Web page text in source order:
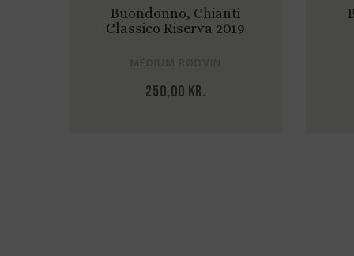
Buondonno, Chianti
Classico Riserva 2019
250,00 kr.